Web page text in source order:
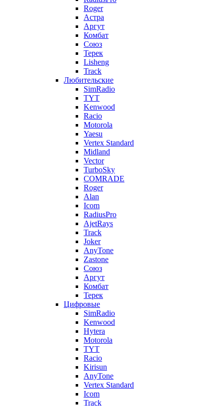
Roger
Астра
Аргут
Комбат
Союз
Терек
Lisheng
Track
Любительские
SimRadio
TYT
Kenwood
Racio
Motorola
Yaesu
Vertex Standard
Midland
Vector
TurboSky
COMRADE
Roger
Alan
Icom
RadiusPro
AjetRays
Track
Joker
AnyTone
Zastone
Союз
Аргут
Комбат
Терек
Цифровые
SimRadio
Kenwood
Hytera
Motorola
TYT
Racio
Kirisun
AnyTone
Vertex Standard
Icom
Track